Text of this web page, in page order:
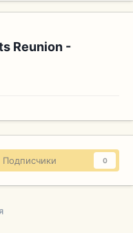
Reunion -
Подписчики 0